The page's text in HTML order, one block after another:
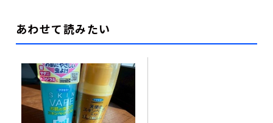
あわせて読みたい